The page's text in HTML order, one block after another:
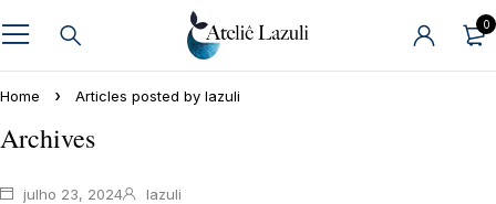
0
Home Articles posted by lazuli
Archives
julho 23, 2024 lazuli